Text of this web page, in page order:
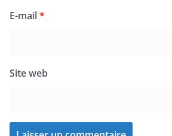
E-mail*
Site web